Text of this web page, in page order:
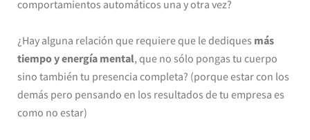
comportamientos automáticos una y otra vez?
¿Hay alguna relación que requiere que le dediques más
tiempo y energía mental, que no sólo pongas tu cuerpo
sino también tu presencia completa? (porque estar con los
demás pero pensando en los resultados de tu empresa es
como no estar)